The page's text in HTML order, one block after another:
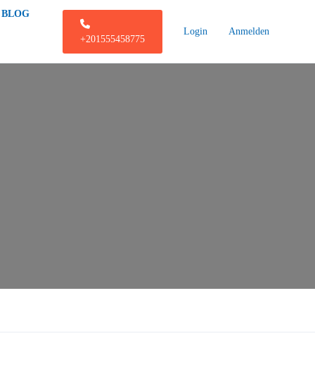
BLOG
+201555458775
Login Anmelden